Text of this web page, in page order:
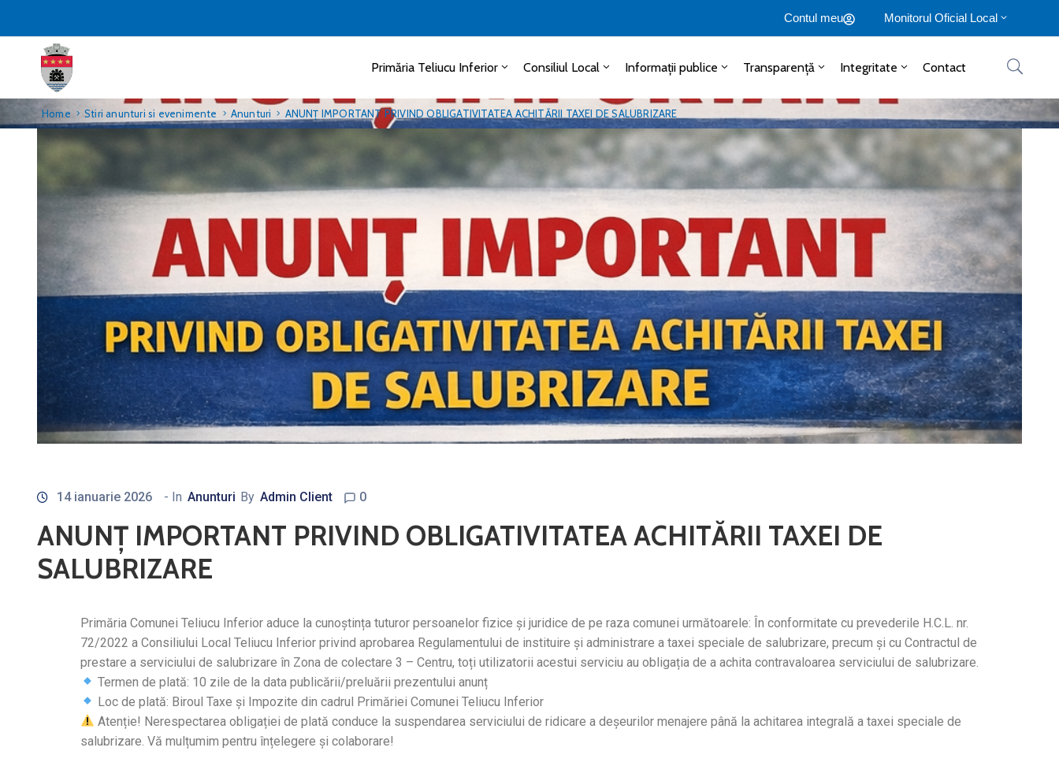
Contul meu Monitorul Oficial Local
Primăria Teliucu Inferior Consiliul Local Informații publice Transparență Integritate Contact
Home Stiri anunturi si evenimente Anunturi ANUNȚ IMPORTANT PRIVIND OBLIGATIVITATEA ACHITĂRII TAXEI DE SALUBRIZARE
14 ianuarie 2026 - In Anunturi By Admin Client 0
ANUNȚ IMPORTANT PRIVIND OBLIGATIVITATEA ACHITĂRII TAXEI DE
SALUBRIZARE
Primăria Comunei Teliucu Inferior aduce la cunoștința tuturor persoanelor fizice și juridice de pe raza comunei următoarele: În conformitate cu prevederile H.C.L. nr.
72/2022 a Consiliului Local Teliucu Inferior privind aprobarea Regulamentului de instituire și administrare a taxei speciale de salubrizare, precum și cu Contractul de
prestare a serviciului de salubrizare în Zona de colectare 3 – Centru, toți utilizatorii acestui serviciu au obligația de a achita contravaloarea serviciului de salubrizare.
Termen de plată: 10 zile de la data publicării/preluării prezentului anunț
Loc de plată: Biroul Taxe și Impozite din cadrul Primăriei Comunei Teliucu Inferior
Atenție! Nerespectarea obligației de plată conduce la suspendarea serviciului de ridicare a deșeurilor menajere până la achitarea integrală a taxei speciale de
salubrizare. Vă mulțumim pentru înțelegere și colaborare!